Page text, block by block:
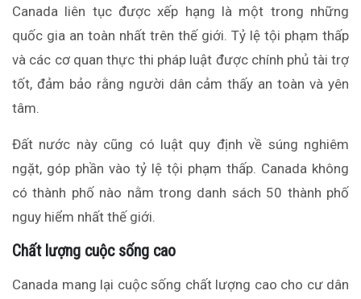
Canada liên tục được xếp hạng là một trong những
quốc gia an toàn nhất trên thế giới. Tỷ lệ tội phạm thấp
và các cơ quan thực thi pháp luật được chính phủ tài trợ
tốt, đảm bảo rằng người dân cảm thấy an toàn và yên
tâm.
Đất nước này cũng có luật quy định về súng nghiêm
ngặt, góp phần vào tỷ lệ tội phạm thấp. Canada không
có thành phố nào nằm trong danh sách 50 thành phố
nguy hiểm nhất thế giới.
Chất lượng cuộc sống cao
Canada mang lại cuộc sống chất lượng cao cho cư dân